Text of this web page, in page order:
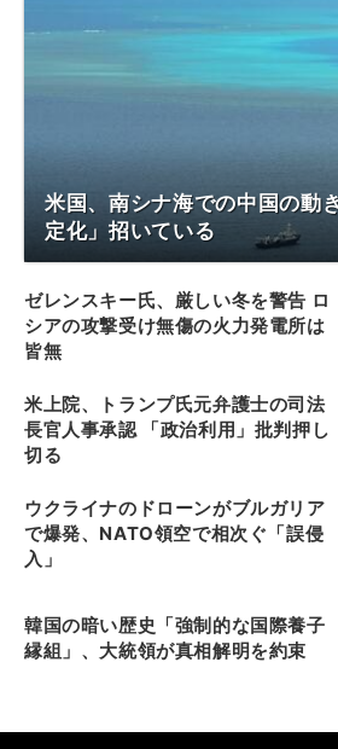
米国、南シナ海での中国の動
定化」招いている
ゼレンスキー氏、厳しい冬を警告 ロ
シアの攻撃受け無傷の火力発電所は
皆無
米上院、トランプ氏元弁護士の司法
長官人事承認 「政治利用」批判押し
切る
ウクライナのドローンがブルガリア
で爆発、NATO領空で相次ぐ「誤侵
入」
韓国の暗い歴史「強制的な国際養子
縁組」、大統領が真相解明を約束